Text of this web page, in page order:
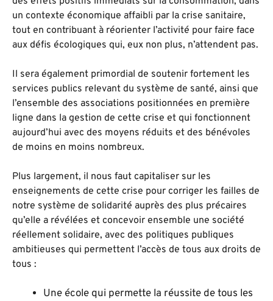
un contexte économique affaibli par la crise sanitaire,
tout en contribuant à réorienter l’activité pour faire face
aux défis écologiques qui, eux non plus, n’attendent pas.
Il sera également primordial de soutenir fortement les
services publics relevant du système de santé, ainsi que
l’ensemble des associations positionnées en première
ligne dans la gestion de cette crise et qui fonctionnent
aujourd’hui avec des moyens réduits et des bénévoles
de moins en moins nombreux.
Plus largement, il nous faut capitaliser sur les
enseignements de cette crise pour corriger les failles de
notre système de solidarité auprès des plus précaires
qu’elle a révélées et concevoir ensemble une société
réellement solidaire, avec des politiques publiques
ambitieuses qui permettent l’accès de tous aux droits de
tous :
Une école qui permette la réussite de tous les